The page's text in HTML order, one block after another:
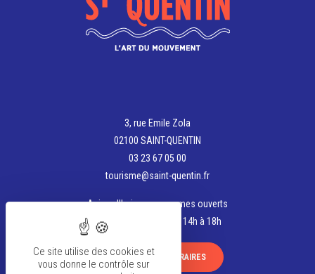
3, rue Emile Zola
02100 SAINT-QUENTIN
03 23 67 05 00
tourisme@saint-quentin.fr
Aujourd'hui, nous sommes ouverts
de 9h30 à 12h30 et de 14h à 18h
VOIR TOUS LES HORAIRES
Ce site utilise des cookies et
vous donne le contrôle sur